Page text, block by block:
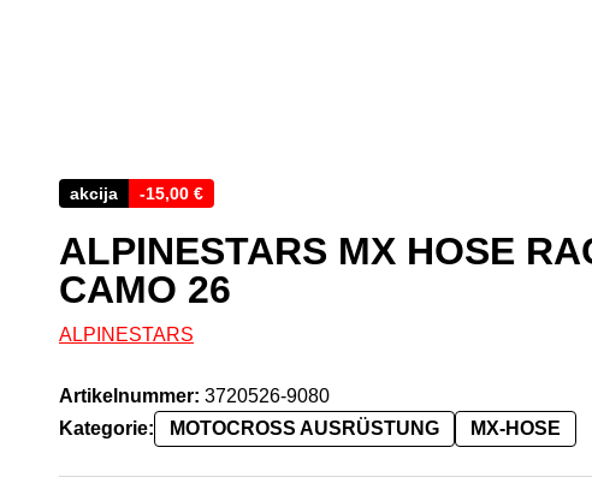
akcija -15,00 €
ALPINESTARS MX HOSE
CAMO 26
ALPINESTARS
Artikelnummer: 3720526-9080
Kategorie:
MOTOCROSS AUSRÜSTUNG MX-HOSE